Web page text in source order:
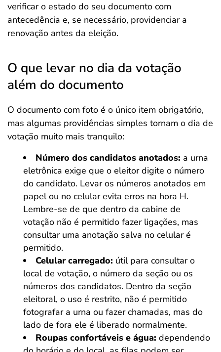
verificar o estado do seu documento com
antecedência e, se necessário, providenciar a
renovação antes da eleição.
O que levar no dia da votação
além do documento
O documento com foto é o único item obrigatório,
mas algumas providências simples tornam o dia de
votação muito mais tranquilo:
Número dos candidatos anotados: a urna
eletrônica exige que o eleitor digite o número
do candidato. Levar os números anotados em
papel ou no celular evita erros na hora H.
Lembre-se de que dentro da cabine de
votação não é permitido fazer ligações, mas
consultar uma anotação salva no celular é
permitido.
Celular carregado: útil para consultar o
local de votação, o número da seção ou os
números dos candidatos. Dentro da seção
eleitoral, o uso é restrito, não é permitido
fotografar a urna ou fazer chamadas, mas do
lado de fora ele é liberado normalmente.
Roupas confortáveis e água: dependendo